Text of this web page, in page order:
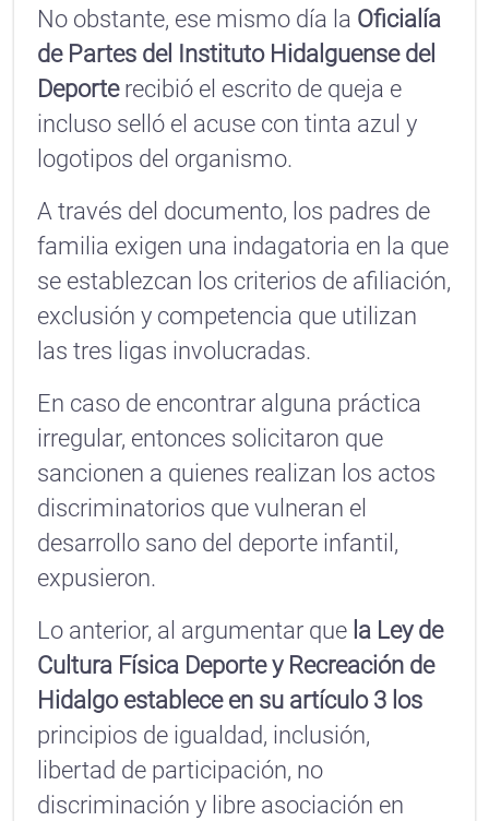
No obstante, ese mismo día la Oficialía
de Partes del Instituto Hidalguense del
Deporterecibió el escrito de queja e
incluso selló el acuse con tinta azul y
logotipos del organismo.
A través del documento, los padres de
familia exigen una indagatoria en la que
se establezcan los criterios de afiliación,
exclusión y competencia que utilizan
las tres ligas involucradas.
En caso de encontrar alguna práctica
irregular, entonces solicitaron que
sancionen a quienes realizan los actos
discriminatorios que vulneran el
desarrollo sano del deporte infantil,
expusieron.
Lo anterior, al argumentar que la Ley de
Cultura Física Deporte y Recreación de
Hidalgo establece en su artículo 3 los
principios de igualdad, inclusión,
libertad de participación, no
discriminación y libre asociación en